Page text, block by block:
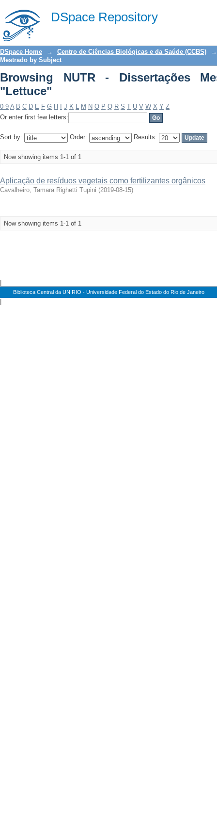
DSpace Repository
Browsing NUTR - Dissertações
DSpace Home → Centro de Ciências Biológicas e da Saúde (CCBS)
→
Mestrado by Subject
Browsing NUTR - Dissertações
"Lettuce"
0-9 A B C D E F G H J K L M N O P Q R S T U V W X Y Z
Or enter first few letters:
Sort by: Order: Results:
Now showing items 1-1 of 1
Aplicação de resíduos vegetais como fertilizantes orgânicos
Cavalheiro, Tamara Righetti Tupini (2019-08-15)
Now showing items 1-1 of 1
Biblioteca Central da UNIRIO - Universidade Federal do Estado do Rio de Janeiro